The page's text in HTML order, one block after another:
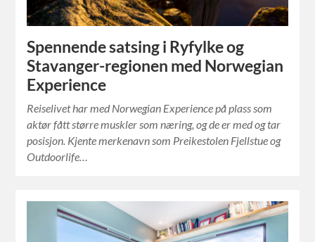
Spennende satsing i Ryfylke og
Stavanger-regionen med Norwegian
Experience
Reiselivet har med Norwegian Experience på plass som
aktør fått større muskler som næring, og de er med og tar
posisjon. Kjente merkenavn som Preikestolen Fjellstue og
Outdoorlife…